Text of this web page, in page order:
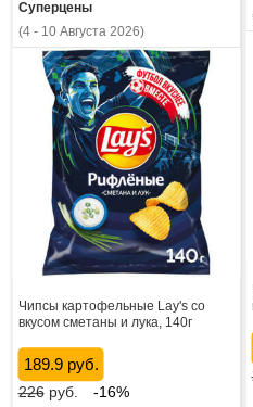
Суперцены
(4 - 10 Августа 2026)
Чипсы картофельные Lay's со
вкусом сметаны и лука, 140г
189.9 руб.
226руб. -16%